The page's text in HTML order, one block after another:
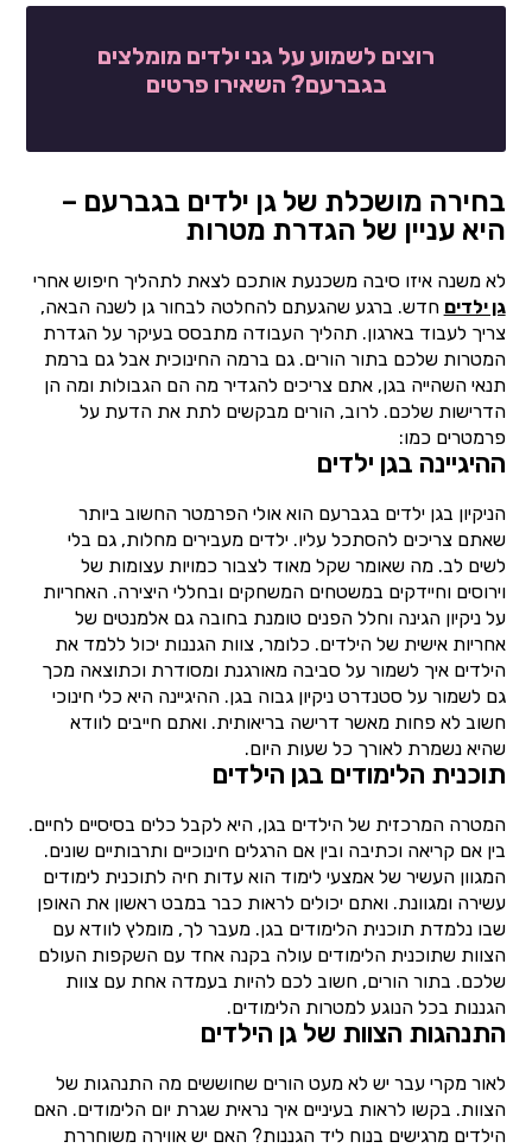
רוצים לשמוע על גני ילדים מומלצים
בגברעם? השאירו פרטים
בחירה מושכלת של גן ילדים בגברעם –
היא עניין של הגדרת מטרות
לא משנה איזו סיבה משכנעת אותכם לצאת לתהליך חיפוש אחרי
גן ילדים חדש. ברגע שהגעתם להחלטה לבחור גן לשנה הבאה,
צריך לעבוד בארגון. תהליך העבודה מתבסס בעיקר על הגדרת
המטרות שלכם בתור הורים. גם ברמה החינוכית אבל גם ברמת
תנאי השהייה בגן, אתם צריכים להגדיר מה הם הגבולות ומה הן
הדרישות שלכם. לרוב, הורים מבקשים לתת את הדעת על
פרמטרים כמו:
ההיגיינה בגן ילדים
הניקיון בגן ילדים בגברעם הוא אולי הפרמטר החשוב ביותר
שאתם צריכים להסתכל עליו. ילדים מעבירים מחלות, גם בלי
לשים לב. מה שאומר שקל מאוד לצבור כמויות עצומות של
וירוסים וחיידקים במשטחים המשחקים ובחללי היצירה. האחריות
על ניקיון הגינה וחלל הפנים טומנת בחובה גם אלמנטים של
אחריות אישית של הילדים. כלומר, צוות הגננות יכול ללמד את
הילדים איך לשמור על סביבה מאורגנת ומסודרת וכתוצאה מכך
גם לשמור על סטנדרט ניקיון גבוה בגן. ההיגיינה היא כלי חינוכי
חשוב לא פחות מאשר דרישה בריאותית. ואתם חייבים לוודא
שהיא נשמרת לאורך כל שעות היום.
תוכנית הלימודים בגן הילדים
המטרה המרכזית של הילדים בגן, היא לקבל כלים בסיסיים לחיים.
בין אם קריאה וכתיבה ובין אם הרגלים חינוכיים ותרבותיים שונים.
המגוון העשיר של אמצעי לימוד הוא עדות חיה לתוכנית לימודים
עשירה ומגוונת. ואתם יכולים לראות כבר במבט ראשון את האופן
שבו נלמדת תוכנית הלימודים בגן. מעבר לך, מומלץ לוודא עם
הצוות שתוכנית הלימודים עולה בקנה אחד עם השקפות העולם
שלכם. בתור הורים, חשוב לכם להיות בעמדה אחת עם צוות
הגננות בכל הנוגע למטרות הלימודים.
התנהגות הצוות של גן הילדים
לאור מקרי עבר יש לא מעט הורים שחוששים מה התנהגות של
הצוות. בקשו לראות בעיניים איך נראית שגרת יום הלימודים. האם
הילדים מרגישים בנוח ליד הגננות? האם יש אווירה משוחררת